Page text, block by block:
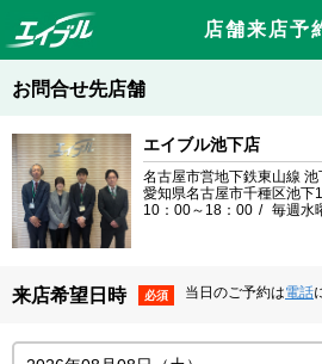
店舗来店予
お問合せ先店舗
エイブル池下店
名古屋市営地下鉄東山線 池
愛知県名古屋市千種区池下
10：00～18：00
毎週水
来店希望日時 必須 当日のご予約は電話